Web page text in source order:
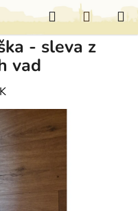
Hledat
KOŠÍK
- sleva z
vad